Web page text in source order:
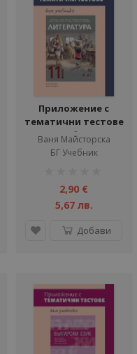
Приложение с
тематични тестове
към учебника по
литература за 11. клас
Ваня Майсторска
БГ Учебник
2,90 €
5,67 лв.
Добави